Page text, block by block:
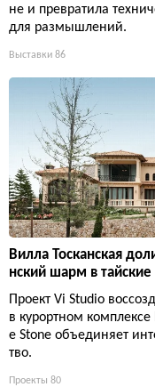
не и превратила
для размышлений.
Выставки 86
Вилла Тосканская
нский шарм в
Проект Vi Studio
в курортном
e Stone объединяет
тво.
Проекты 80